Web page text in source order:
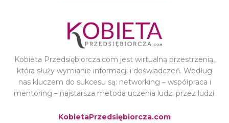
Kobieta Przedsiębiorcza.com jest wirtualną przestrzenią,
która służy wymianie informacji i doświadczeń. Według
nas kluczem do sukcesu są: networking – współpraca i
mentoring – najstarsza metoda uczenia ludzi przez ludzi.
KobietaPrzedsiębiorcza.com